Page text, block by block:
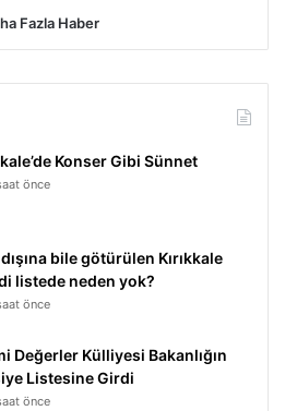
Fazla Haber
Konser Gibi Sünnet
önce
bile götürülen Kırıkkale
listede neden yok?
önce
Değerler Külliyesi Bakanlığın
Listesine Girdi
önce